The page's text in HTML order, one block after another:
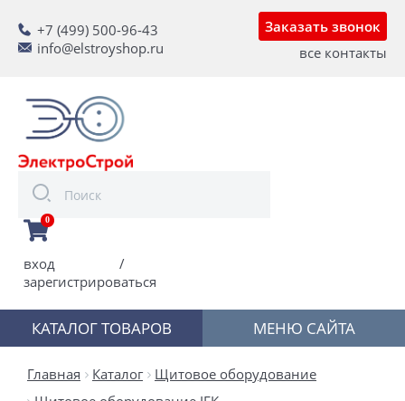
+7 (499) 500-96-43
info@elstroyshop.ru
Заказать звонок
все контакты
0
вход
/
зарегистрироваться
КАТАЛОГ ТОВАРОВ МЕНЮ САЙТА
Главная Каталог
Щитовое оборудование